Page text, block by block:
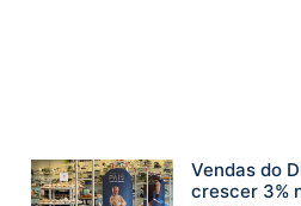
Vendas do
crescer 3%